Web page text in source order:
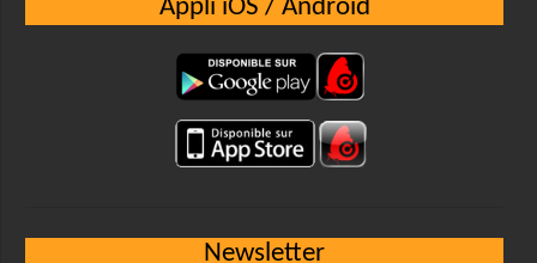
Appli iOS / Android
Newsletter